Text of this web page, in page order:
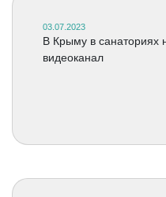
03.07.2023
В Крыму в санаториях
видеоканал